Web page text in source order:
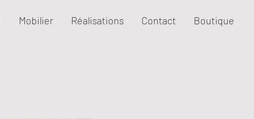
Mobilier Réalisations Contact Boutique